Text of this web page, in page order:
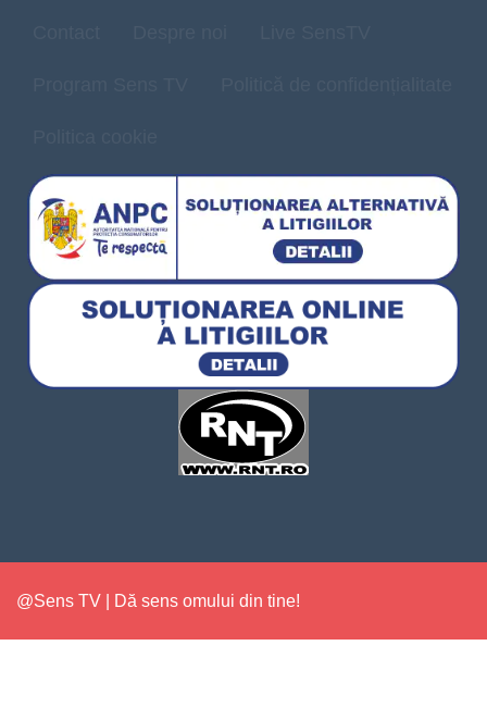
@Sens TV | Dă sens omului din tine!